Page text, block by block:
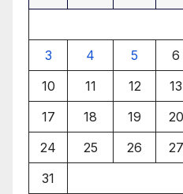
3
4 5 6
10
11 12 13
17
18 19 20
24
25 26 27
31